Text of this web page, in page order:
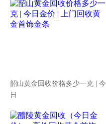
韶山黄金回收价格多少一克 | 今
日